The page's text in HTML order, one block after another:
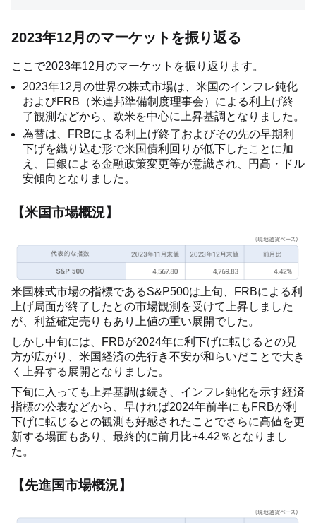
2023年12月のマーケットを振り返る
ここで2023年12月のマーケットを振り返ります。
2023年12月の世界の株式市場は、米国のインフレ鈍化
およびFRB（米連邦準備制度理事会）による利上げ終
了観測などから、欧米を中心に上昇基調となりました。
為替は、FRBによる利上げ終了およびその先の早期利
下げを織り込む形で米国債利回りが低下したことに加
え、日銀による金融政策変更等が意識され、円高・ドル
安傾向となりました。
【米国市場概況】
米国株式市場の指標であるS&P500は上旬、FRBによる利
上げ局面が終了したとの市場観測を受けて上昇しました
が、利益確定売りもあり上値の重い展開でした。
しかし中旬には、FRBが2024年に利下げに転じるとの見
方が広がり、米国経済の先行き不安が和らいだことで大き
く上昇する展開となりました。
下旬に入っても上昇基調は続き、インフレ鈍化を示す経済
指標の公表などから、早ければ2024年前半にもFRBが利
下げに転じるとの観測も好感されたことでさらに高値を更
新する場面もあり、最終的に前月比+4.42％となりまし
た。
【先進国市場概況】